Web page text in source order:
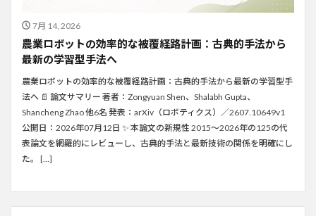
7月 14, 2026
農業ロボットの効率的な被覆経路計画：古典的手法から
最新の学習型手法へ
農業ロボットの効率的な被覆経路計画：古典的手法から最新の学習型手
法へ 📄 論文サマリー 著者：Zongyuan Shen、Shalabh Gupta、
Shancheng Zhao 他6名 発表：arXiv（ロボティクス）／2607.10649v1
公開日：2026年07月12日 ✨ 本論文の新規性 2015〜2026年の125の代
表論文を網羅的にレビューし、古典的手法と最新技術の関係を明確にし
た。 […]